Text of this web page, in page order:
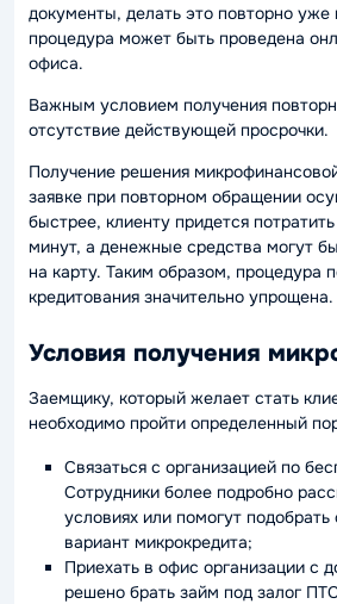
документы, делать это повторно
процедура может быть проведена
офиса.
Важным условием получения
отсутствие действующей просрочки.
Получение решения
заявке при повторном обращении
быстрее, клиенту придется
минут, а денежные средства могут
на карту. Таким образом, процедура
кредитования значительно упрощена.
Условия получения
Заемщику, который желает стать
необходимо пройти определенный
Связаться с организацией по
Сотрудники более подробно
условиях или помогут
вариант микрокредита;
Приехать в офис организации с
решено брать займ под залог